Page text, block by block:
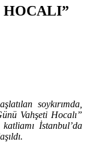
HOCALI”
soykırımda,
Vahşeti Hocalı”
İstanbul’da